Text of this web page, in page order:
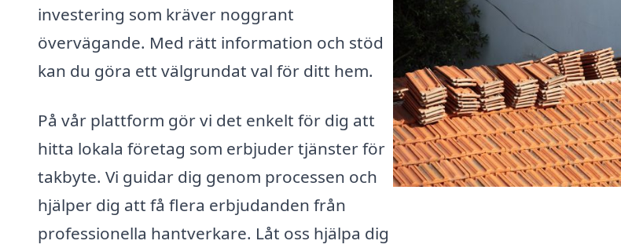
investering som kräver noggrant
övervägande. Med rätt information och stöd
kan du göra ett välgrundat val för ditt hem.
På vår plattform gör vi det enkelt för dig att
hitta lokala företag som erbjuder tjänster för
takbyte. Vi guidar dig genom processen och
hjälper dig att få flera erbjudanden från
professionella hantverkare. Låt oss hjälpa dig